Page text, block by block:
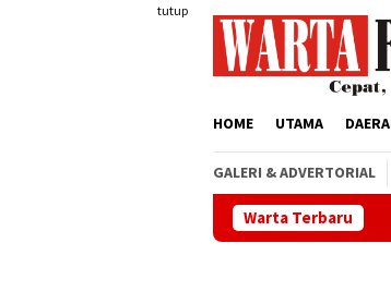
tutup
HOME UTAMA
GALERI & ADVERTORIAL
Warta Terbaru